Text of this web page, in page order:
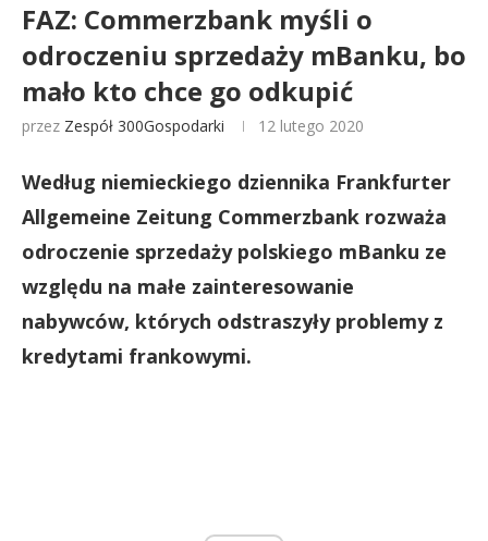
FAZ: Commerzbank myśli o
odroczeniu sprzedaży mBanku, bo
mało kto chce go odkupić
przez Zespół 300Gospodarki 12 lutego 2020
Według niemieckiego dziennika Frankfurter
Allgemeine Zeitung Commerzbank rozważa
odroczenie sprzedaży polskiego mBanku ze
względu na małe zainteresowanie
nabywców, których odstraszyły problemy z
kredytami frankowymi.